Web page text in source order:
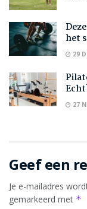
het
29
27
Geef een
Je e-mailadres
gemarkeerd met *